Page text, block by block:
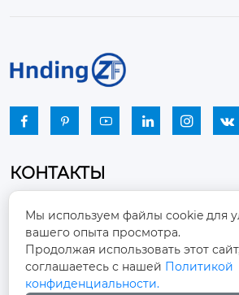
     
КОНТАКТЫ

Промышленный парк, город
район Чжоуцунь, город
Шаньдун
winston-
Мы используем файлы cookie для
вашего опыта просмотра.
Продолжая использовать этот
соглашаетесь с нашей Политикой
конфиденциальности.